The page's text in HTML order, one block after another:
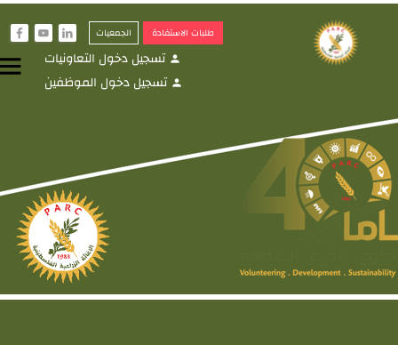
طلبات الاستفادة الجمعيات i
y
f
person تسجيل دخول التعاونيات
person تسجيل دخول الموظفين